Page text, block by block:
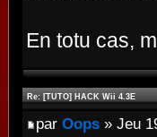
En totu cas,
Re: [TUTO] HACK Wii 4.3E
par Oops » Jeu